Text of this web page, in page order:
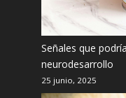
Señales que
neurodesarrollo
25 junio, 2025